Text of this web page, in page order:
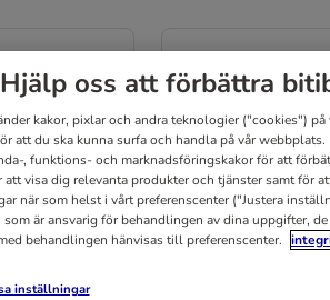
Hjälp oss att förbättra
kakor, pixlar och andra teknologier ("cookies")
att du ska kunna surfa och handla på vår
, funktions- och marknadsföringskakor för att
att visa dig relevanta produkter och tjänster samt för
när som helst i vårt preferenscenter ("Justera
som är ansvarig för behandlingen av dina uppgifter,
behandlingen hänvisas till preferenscenter.
inställningar